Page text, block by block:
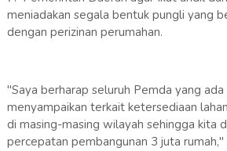
meniadakan segala bentuk pungli yang
dengan perizinan perumahan.
"Saya berharap seluruh Pemda yang
menyampaikan terkait ketersediaan
di masing-masing wilayah sehingga kita
percepatan pembangunan 3 juta